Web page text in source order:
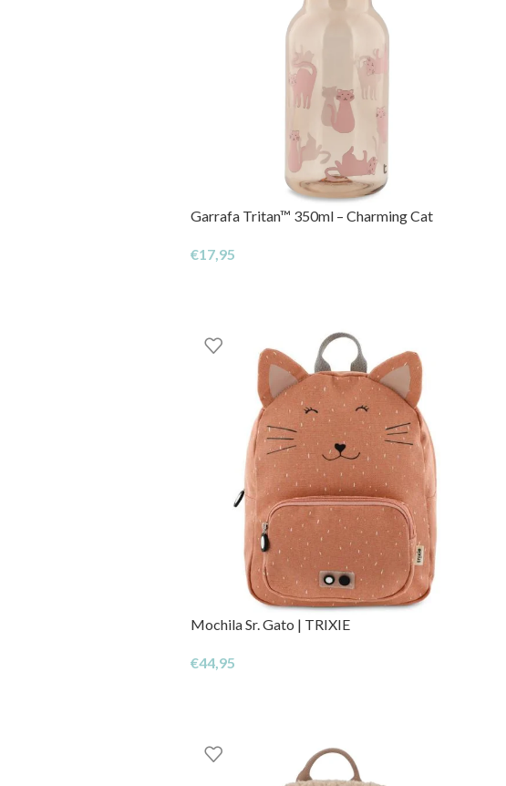
Garrafa Tritan™ 350ml – Charming Cat
€17,95
Mochila Sr. Gato | TRIXIE
€44,95